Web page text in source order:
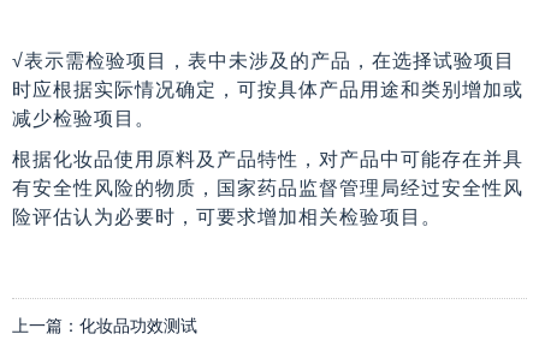
√表示需检验项目，表中未涉及的产品，在选择试验项目
时应根据实际情况确定，可按具体产品用途和类别增加或
减少检验项目。
根据化妆品使用原料及产品特性，对产品中可能存在并具
有安全性风险的物质，国家药品监督管理局经过安全性风
险评估认为必要时，可要求增加相关检验项目。
上一篇： 化妆品功效测试